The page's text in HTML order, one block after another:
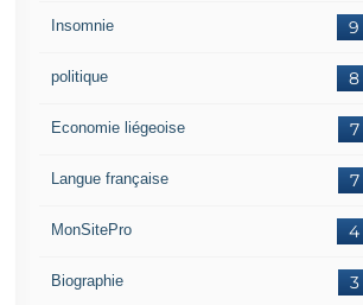
9
Insomnie
8
politique
7
Economie liégeoise
7
Langue française
4
MonSitePro
3
Biographie